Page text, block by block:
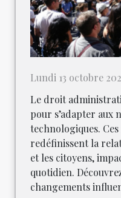
Lundi 13 octobre
Le droit
pour s’adapter aux
technologiques.
redéfinissent la
et les citoyens,
quotidien.
changements